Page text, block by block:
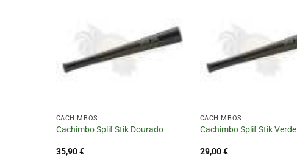
CACHIMBOS
Cachimbo Splif Stik Dourado
35,90€
CACHIMBOS
Cachimbo Splif Stik Verde
29,00€